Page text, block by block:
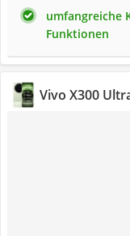
umfangreiche
Funktionen
Vivo X300